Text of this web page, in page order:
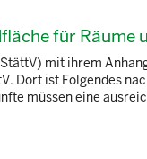
für
mit ihrem
Dort ist Folgendes
müssen eine